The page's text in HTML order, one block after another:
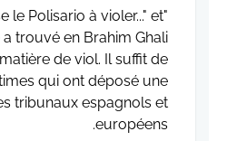
le Polisario à violer..." et
trouvé en Brahim Ghali
de viol. Il suffit de
qui ont déposé une
tribunaux espagnols et
européens.